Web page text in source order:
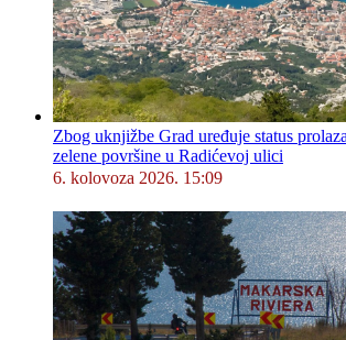
Zbog uknjižbe Grad uređuje status
zelene površine u Radićevoj ulici
6. kolovoza 2026. 15:09